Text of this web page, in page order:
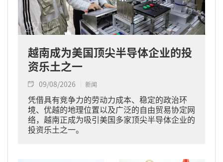
越南成为美国顶尖半导体企业的投
资乐土之一
09/08/2026 新闻
凭借具有竞争力的劳动力成本、稳定的政治环
境、优越的地理位置以及广泛的自由贸易协定网
络，越南正成为吸引美国多家顶尖半导体企业的
投资乐土之一。